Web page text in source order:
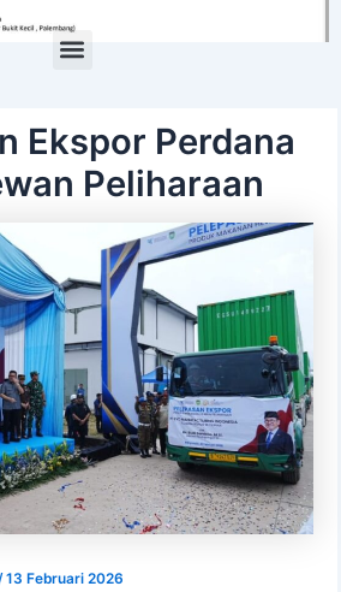
Ekspor Perdana
Peliharaan
13 Februari 2026